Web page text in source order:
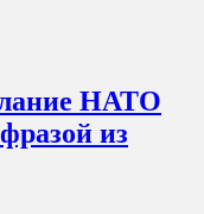
НАТО
из